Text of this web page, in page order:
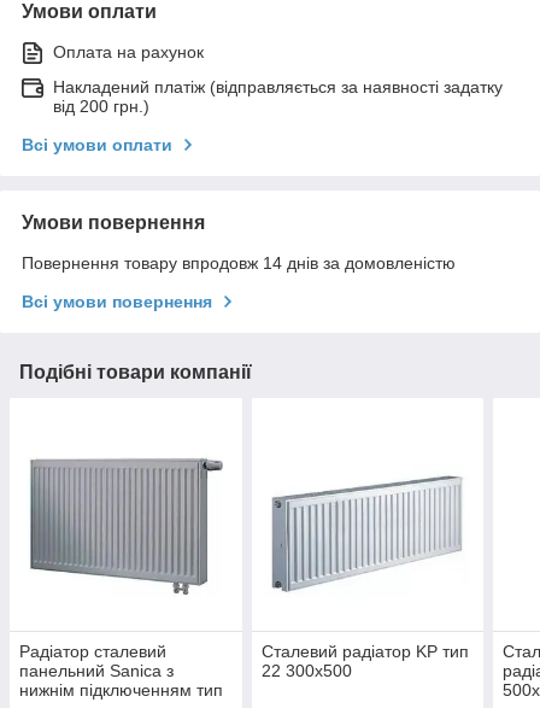
Умови оплати
Оплата на рахунок
Накладений платіж (відправляється за наявності задатку
від 200 грн.)
Всі умови оплати
Умови повернення
Повернення товару впродовж 14 днів за домовленістю
Всі умови повернення
Подібні товари компанії
Радіатор сталевий
панельний Sanica з
нижнім підключенням тип
Сталевий радіатор KP тип
22 300х500